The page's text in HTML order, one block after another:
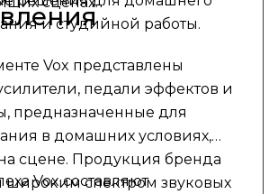
и студийной работы.
Vox представлены
педали эффектов и
предназначенные для
в домашних условиях,
сцене. Продукция бренда
широким спектром звуковых
Vox составляют